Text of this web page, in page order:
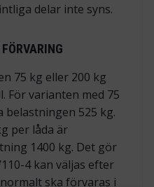
delar inte syns.
75 kg eller 200 kg
För varianten med 75
belastningen 525 kg.
per låda är
1400 kg. Det gör
4 kan väljas efter
ska förvaras i